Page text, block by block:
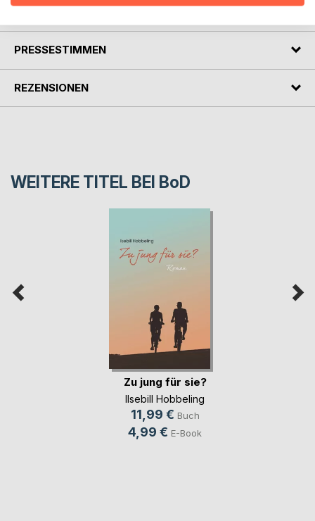
PRESSESTIMMEN
REZENSIONEN
WEITERE TITEL BEI BoD
Zu jung für sie?
Ilsebill Hobbeling
11,99 € Buch
4,99 € E-Book